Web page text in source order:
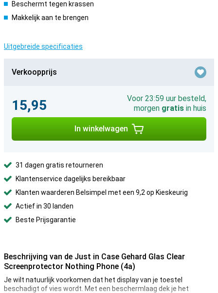
Beschermt tegen krassen
Makkelijk aan te brengen
Uitgebreide specificaties
Verkoopprijs
15,95
Voor 23:59 uur besteld,
morgen gratis in huis
In winkelwagen
31 dagen gratis retourneren
Klantenservice dagelijks bereikbaar
Klanten waarderen Belsimpel met een 9,2 op Kieskeurig
Actief in 30 landen
Beste Prijsgarantie
Beschrijving van de Just in Case Gehard Glas Clear
Screenprotector Nothing Phone (4a)
Je wilt natuurlijk voorkomen dat het display van je toestel
beschadigt of vies wordt. Met een beschermlaag dek je het